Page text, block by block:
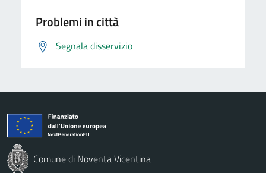
Problemi in città
Segnala disservizio
Comune di Noventa Vicentina